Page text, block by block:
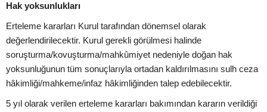
Hak yoksunlukları
Erteleme kararları Kurul tarafından dönemsel olarak
değerlendirilecektir. Kurul gerekli görülmesi halinde
soruşturma/kovuşturma/mahkûmiyet nedeniyle doğan hak
yoksunluğunun tüm sonuçlarıyla ortadan kaldırılmasını sulh ceza
hâkimliği/mahkeme/infaz hâkimliğinden talep edebilecektir.
5 yıl olarak verilen erteleme kararları bakımından kararın verildiği